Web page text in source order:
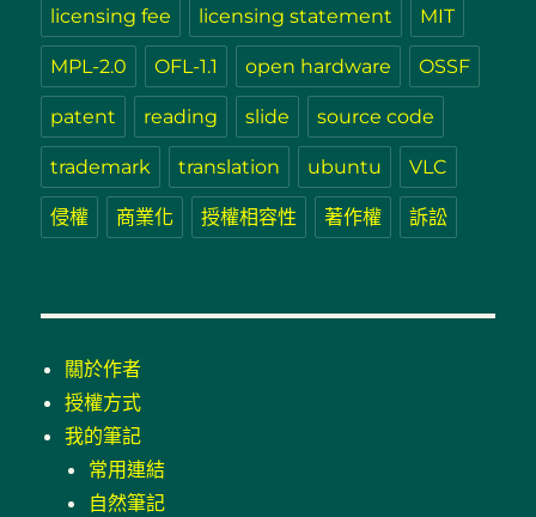
licensing fee licensing statement MIT
MPL-2.0 OFL-1.1 open hardware OSSF
patent reading slide source code
trademark translation ubuntu VLC
侵權 商業化 授權相容性 著作權 訴訟
關於作者
授權方式
我的筆記
常用連結
自然筆記